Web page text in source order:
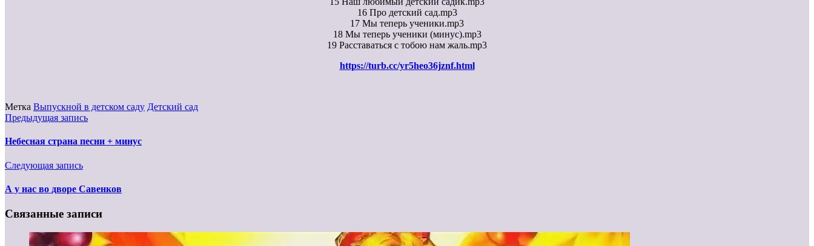
16 Про детский сад.mp3
17 Мы теперь ученики.mp3
18 Мы теперь ученики (минус).mp3
19 Расставаться с тобою нам жаль.mp3
https://turb.cc/yr5heo36jznf.html
Метка Выпускной в детском саду Детский сад
Предыдущая запись
Небесная страна песни + минус
Следующая запись
А у нас во дворе Савенков
Связанные записи